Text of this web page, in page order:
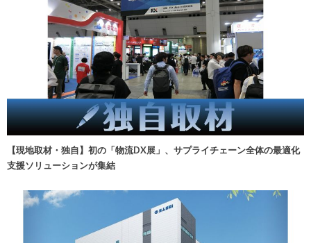
【現地取材・独自】初の「物流DX展」、サプライチェーン全体の最適化
支援ソリューションが集結